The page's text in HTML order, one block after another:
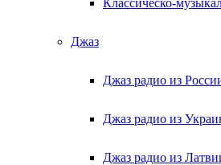
Классическо-
Джаз
Джаз радио из
Джаз радио из
Джаз радио из